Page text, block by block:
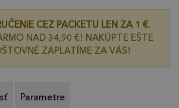
CEZ PACKETU LEN ZA 1 €.
NAD 34,90 €! NAKÚPTE EŠTE
ZAPLATÍME ZA VÁS!
Parametre